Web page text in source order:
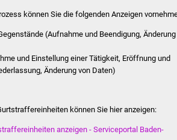
können Sie die folgenden Anzeigen
(Aufnahme und Beendigung, Änderung
und Einstellung einer Tätigkeit, Eröffnung und
Änderung von Daten)
können Sie hier anzeigen:
anzeigen - Serviceportal Baden-